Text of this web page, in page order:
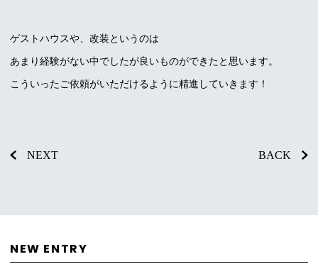
ゲストハウスや、改装というのは
あまり経験がない中でしたが良いものができたと思います。
こういったご依頼がいただけるように精進していきます！
NEXT BACK
NEW ENTRY